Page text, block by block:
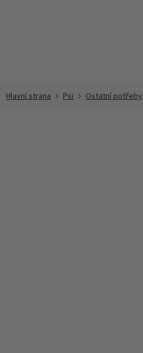
Psi Ostatní potřeby